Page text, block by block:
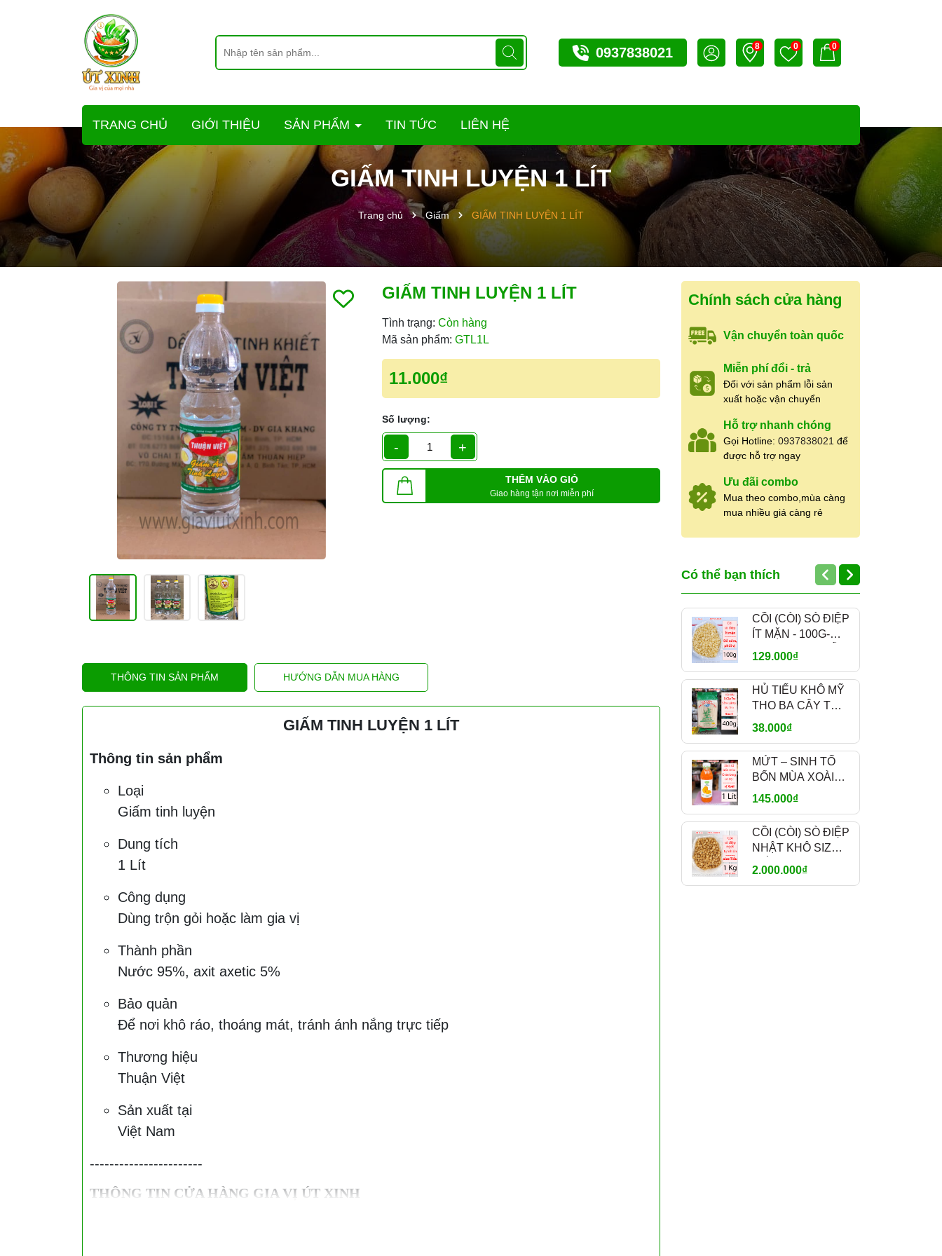
0937838021 8 0 0
TRANG CHỦ GIỚI THIỆU SẢN PHẨM TIN TỨC LIÊN HỆ
GIẤM TINH LUYỆN 1 LÍT
Trang chủ Giấm GIẤM TINH LUYỆN 1 LÍT
GIẤM TINH LUYỆN 1 LÍT
Tình trạng: Còn hàng
Mã sản phẩm: GTL1L
11.000₫
Số lượng:
- +
THÊM VÀO GIỎ
Giao hàng tận nơi miễn phí
THÔNG TIN SẢN PHẨM HƯỚNG DẪN MUA HÀNG
GIẤM TINH LUYỆN 1 LÍT
Thông tin sản phẩm
Loại
Giấm tinh luyện
Dung tích
1 Lít
Công dụng
Dùng trộn gỏi hoặc làm gia vị
Thành phần
Nước 95%, axit axetic 5%
Bảo quản
Để nơi khô ráo, thoáng mát, tránh ánh nắng trực tiếp
Thương hiệu
Thuận Việt
Sản xuất tại
Việt Nam
-----------------------
THÔNG TIN CỬA HÀNG GIA VỊ ÚT XINH
Chính sách cửa hàng
Vận chuyển toàn quốc
Miễn phí đổi - trả
Đối với sản phẩm lỗi sản
xuất hoặc vận chuyển
Hỗ trợ nhanh chóng
Gọi Hotline: 0937838021 để
được hỗ trợ ngay
Ưu đãi combo
Mua theo combo,mùa càng
mua nhiều giá càng rẻ
Có thể bạn thích
CỒI (CÒI) SÒ ĐIỆP
ÍT MẶN - 100G-
300G-500G – DỄ
VỊ - MÃ A700
129.000₫
HỦ TIẾU KHÔ MỸ
THO BA CÂY TRE
TUFOCO 400G –
38.000₫
MỨT – SINH TỐ
BỐN MÙA XOÀI
OSTERBERG 1L –
CRUSH PHA CHẾ
145.000₫
CỒI (CÒI) SÒ ĐIỆP
NHẬT KHÔ SIZE
TIỂU 1KG – NGỌT
2.000.000₫